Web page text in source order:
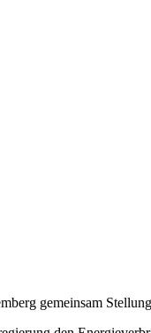
gemeinsam